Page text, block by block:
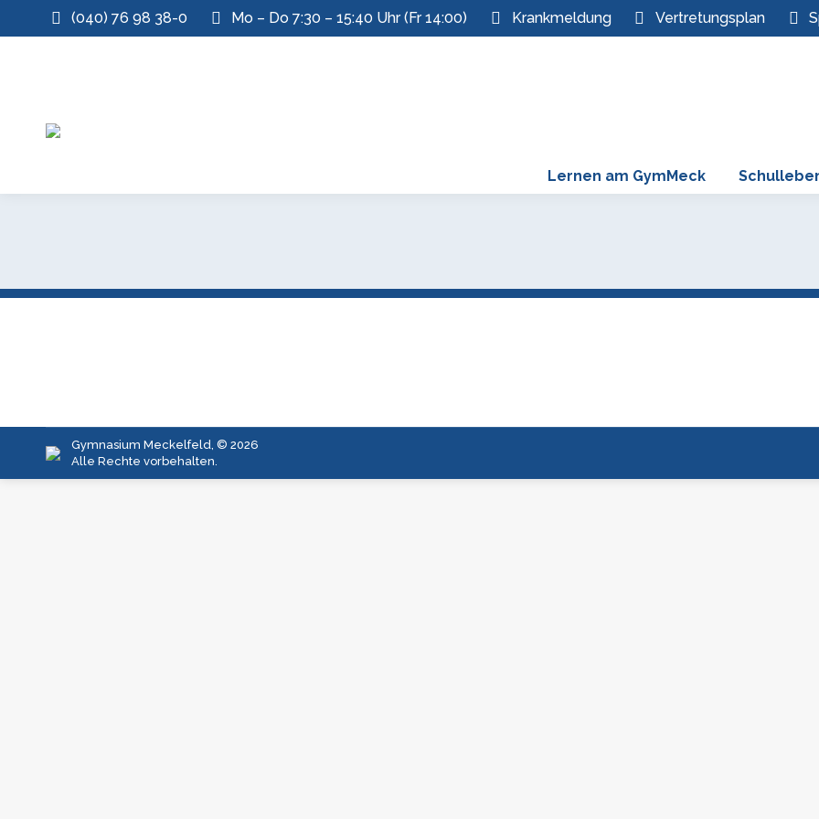
(040) 76 98 38-0 Mo – Do 7:30 – 15:40 Uhr (Fr 14:00) Krankmeldung Vertretungsplan
Lernen am GymMeck
Gymnasium Meckelfeld, © 2026
Alle Rechte vorbehalten.